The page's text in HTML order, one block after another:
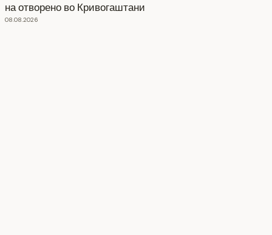
на отворено во Кривогаштани
08.08.2026